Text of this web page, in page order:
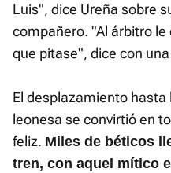
Luis", dice Ureña sobre
compañero. "Al árbitro
que pitase", dice con
El desplazamiento
leonesa se convirtió en
feliz. Miles de béticos
tren, con aquel mítico